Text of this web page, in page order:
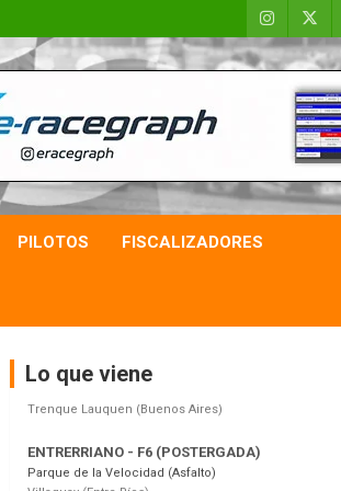
PILOTOS FISCALIZADORES
Lo que viene
08/09-AGO
IAME SERIES ARGENTINA 6
ENTRERRIANO - F6 (POSTERGADA)
VICTORIENSE - F7